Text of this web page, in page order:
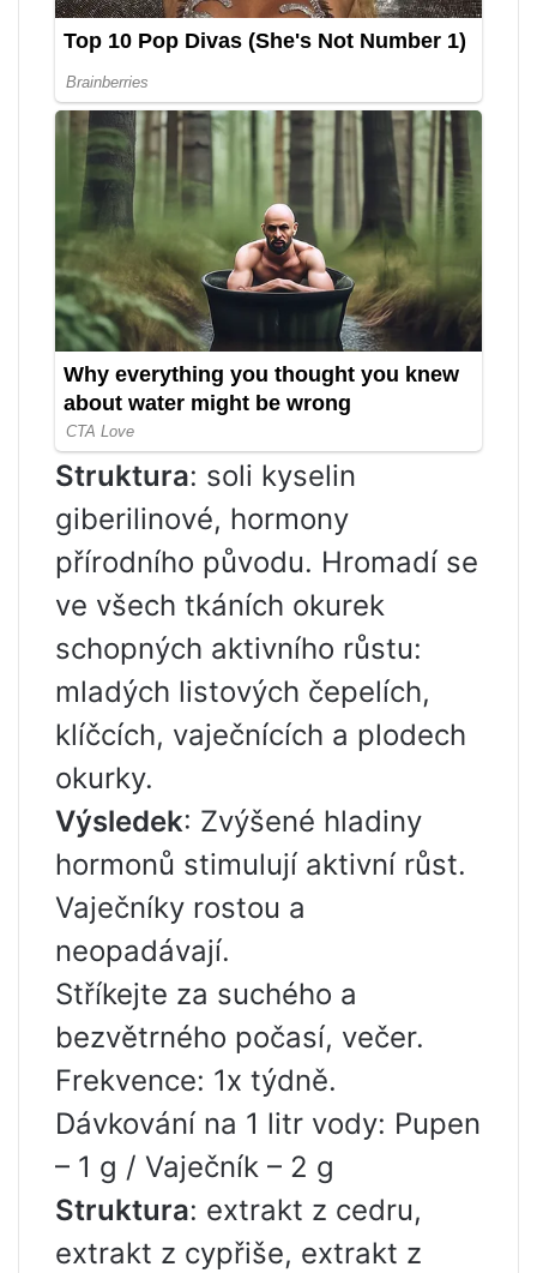
Struktura: soli kyselin
giberilinové, hormony
přírodního původu. Hromadí se
ve všech tkáních okurek
schopných aktivního růstu:
mladých listových čepelích,
klíčcích, vaječnících a plodech
okurky.
Výsledek: Zvýšené hladiny
hormonů stimulují aktivní růst.
Vaječníky rostou a
neopadávají.
Stříkejte za suchého a
bezvětrného počasí, večer.
Frekvence: 1x týdně.
Dávkování na 1 litr vody: Pupen
– 1 g / Vaječník – 2 g
Struktura: extrakt z cedru,
extrakt z cypřiše, extrakt z